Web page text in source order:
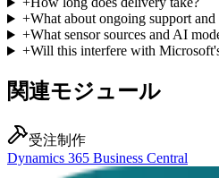
+What about ongoing support and
+What sensor sources and AI
+Will this interfere with
関連モジュール
受注制作
Dynamics 365 Business Central